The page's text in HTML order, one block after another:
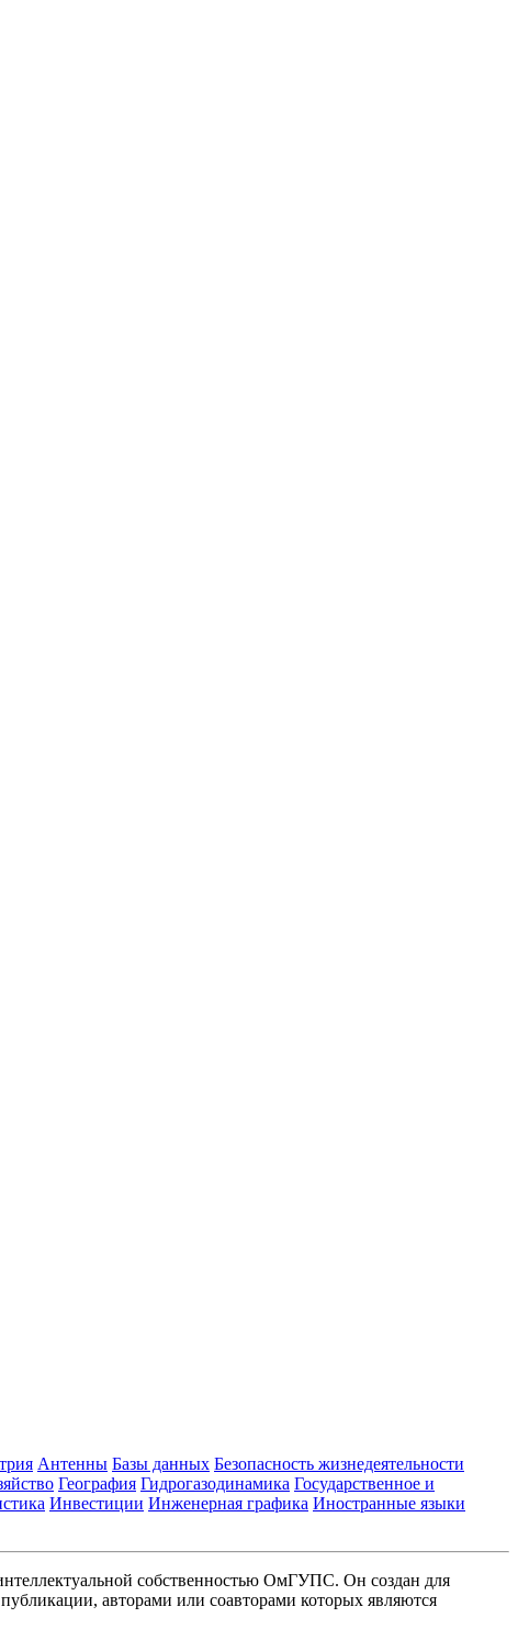
Антенны Базы данных Безопасность жизнедеятельности
География Гидрогазодинамика Государственное и
Инвестиции Инженерная графика Иностранные языки
собственностью ОмГУПС. Он создан для
авторами или соавторами которых являются